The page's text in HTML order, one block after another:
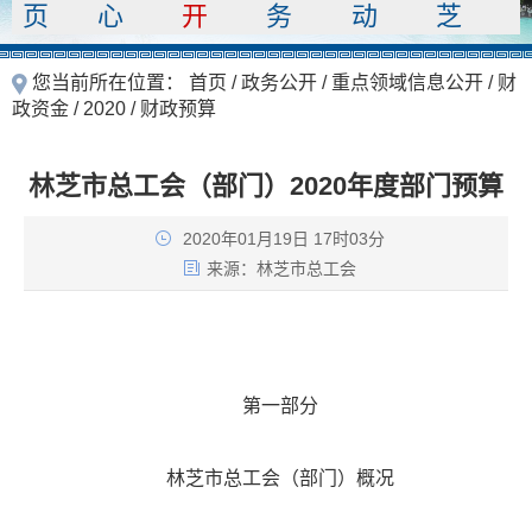
页
心
开
务
动
芝
您当前所在位置： 首页 /政务公开 / 重点领域信息公开 / 财
政资金 / 2020 / 财政预算
林芝市总工会（部门）2020年度部门预算
2020年01月19日 17时03分
来源： 林芝市总工会
第一部分
林芝市总工会（部门 ） 概况